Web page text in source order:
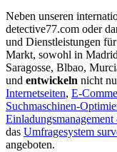
Neben unseren
detective77.com oder
und Dienstleistungen
Markt, sowohl in
Saragosse, Blbao,
und entwickeln nicht
Internetseiten, E-
Suchmaschinen-
das Umfragesystem
angeboten.